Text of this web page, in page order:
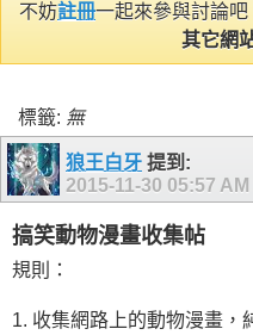
不妨註冊一起來參與討論吧
其它網
標籤: 無
狼王白牙 提到:
2015-11-30 05:57 AM
搞笑動物漫畫收集帖
規則：
1. 收集網路上的動物漫畫，